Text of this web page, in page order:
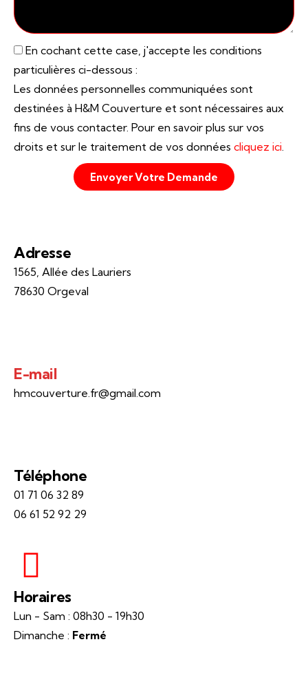
En cochant cette case, j'accepte les conditions
particulières ci-dessous :
Les données personnelles communiquées sont
destinées à H&M Couverture et sont nécessaires aux
fins de vous contacter. Pour en savoir plus sur vos
droits et sur le traitement de vos données cliquez ici.
Envoyer Votre Demande
Adresse
1565, Allée des Lauriers
78630 Orgeval
E-mail
hmcouverture.fr@gmail.com
Téléphone
01 71 06 32 89
06 61 52 92 29
Horaires
Lun - Sam : 08h30 - 19h30
Dimanche : Fermé